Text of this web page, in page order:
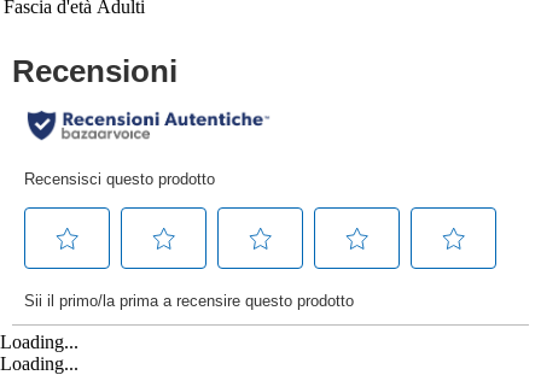
Fascia d'età Adulti
Loading...
Loading...